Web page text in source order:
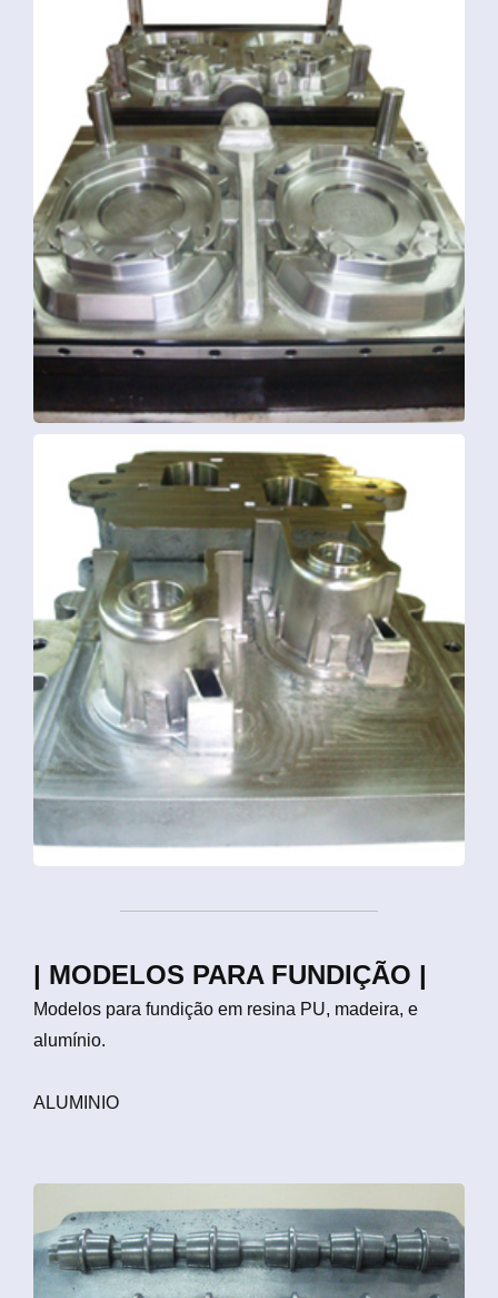
| MODELOS PARA FUNDIÇÃO |
Modelos para fundição em resina PU, madeira, e
alumínio.
ALUMINIO